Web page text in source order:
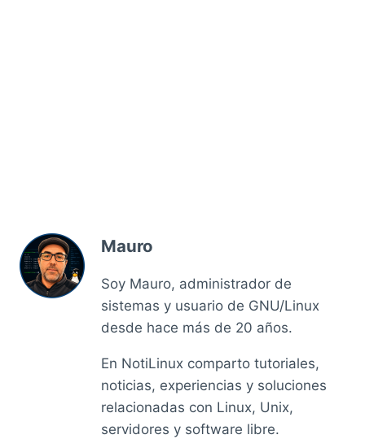
Mauro
Soy Mauro, administrador de
sistemas y usuario de GNU/Linux
desde hace más de 20 años.
En NotiLinux comparto tutoriales,
noticias, experiencias y soluciones
relacionadas con Linux, Unix,
servidores y software libre.